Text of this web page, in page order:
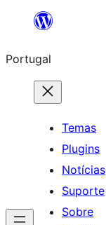
Saltar
o
conteúdo
Portugal
Temas
Plugins
Notícias
Suporte
Sobre